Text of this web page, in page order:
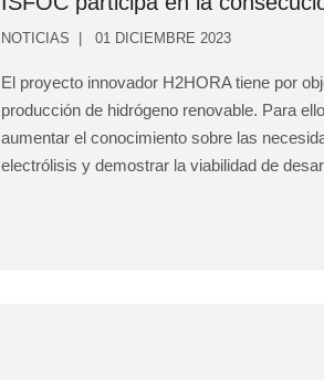
NOTICIAS 01 DICIEMBRE 2023
El proyecto innovador H2HORA tiene por
producción de hidrógeno renovable. Para
aumentar el conocimiento sobre las
electrólisis y demostrar la viabilidad de